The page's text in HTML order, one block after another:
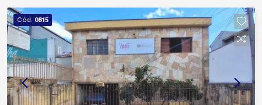
Avenida Dom Aguirre Região com ótima
infraestrutura, próxima de supermercados,
farmácias, escolas, comércios em geral,
academias, postos de combustível e diversas
opções de serviços e conveniências que
facilitam a rotina dos moradores
Cód. 0815